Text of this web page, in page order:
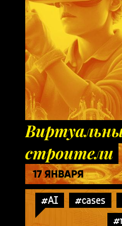
строители
17 ЯНВАРЯ
#AI #cases